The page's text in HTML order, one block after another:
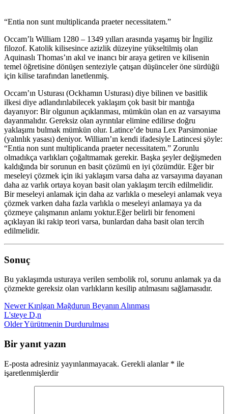
“Entia non sunt multiplicanda praeter necessitatem.”
Occam’lı William 1280 – 1349 yılları arasında yaşamış bir İngiliz
filozof. Katolik kilisesince azizlik düzeyine yükseltilmiş olan
Aquinaslı Thomas’ın akıl ve inancı bir araya getiren ve kilisenin
temel öğretisine dönüşen senteziyle çatışan düşünceler öne sürdüğü
için kilise tarafından lanetlenmiş.
Occam’ın Usturası (Ockhamın Usturası) diye bilinen ve basitlik
ilkesi diye adlandırılabilecek yaklaşım çok basit bir mantığa
dayanıyor: Bir olgunun açıklanması, mümkün olan en az varsayıma
dayanmalıdır. Gereksiz olan ayrıntılar elimine edilirse doğru
yaklaşımı bulmak mümkün olur. Latince’de buna Lex Parsimoniae
(yalınlık yasası) deniyor. William’ın kendi ifadesiyle Latincesi şöyle:
“Entia non sunt multiplicanda praeter necessitatem.” Zorunlu
olmadıkça varlıkları çoğaltmamak gerekir. Başka şeyler değişmeden
kaldığında bir sorunun en basit çözümü en iyi çözümdür. Eğer bir
meseleyi çözmek için iki yaklaşım varsa daha az varsayıma dayanan
daha az varlık ortaya koyan basit olan yaklaşım tercih edilmelidir.
Bir meseleyi anlamak için daha az varlıkla o meseleyi anlamak veya
çözmek varken daha fazla varlıkla o meseleyi anlamaya ya da
çözmeye çalışmanın anlamı yoktur.Eğer belirli bir fenomeni
açıklayan iki rakip teori varsa, bunlardan daha basit olan tercih
edilmelidir.
Sonuç
Bu yaklaşımda usturaya verilen sembolik rol, sorunu anlamak ya da
çözmekte gereksiz olan varlıkların kesilip atılmasını sağlamasıdır.
Newer Kırılgan Mağdurun Beyanın Alınması
L'steye D,n
OlderYürütmenin Durdurulması
Bir yanıt yazın
E-posta adresiniz yayınlanmayacak. Gerekli alanlar * ile
işaretlenmişlerdir